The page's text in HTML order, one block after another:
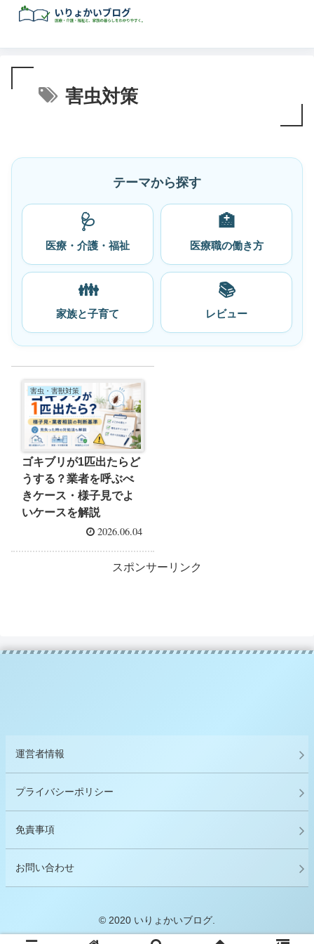
害虫対策
テーマから探す
🩺
医療・介護・福祉
🏥
医療職の働き方
👪
家族と子育て
📚
レビュー
害虫・害獣対策
ゴキブリが1匹出たらど
うする？業者を呼ぶべ
きケース・様子見でよ
いケースを解説
2026.06.04
スポンサーリンク
運営者情報
プライバシーポリシー
免責事項
お問い合わせ
© 2020 いりょかいブログ.